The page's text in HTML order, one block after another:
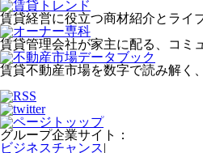
賃貸経営に役立つ商材紹介とライ
賃貸管理会社が家主に配る、コミ
賃貸不動産市場を数字で読み解く
グループ企業サイト：
ビジネスチャンス|